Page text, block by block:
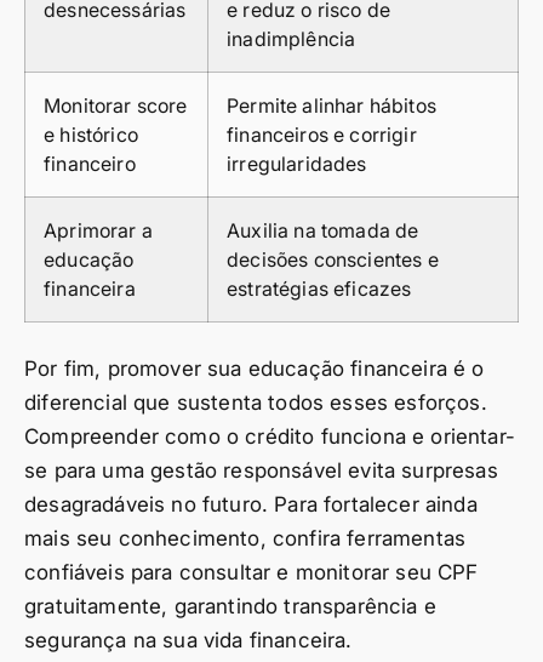
desnecessárias
e reduz o risco de
inadimplência
Monitorar score
e histórico
financeiro
Permite alinhar hábitos
financeiros e corrigir
irregularidades
Aprimorar a
educação
financeira
Auxilia na tomada de
decisões conscientes e
estratégias eficazes
Por fim, promover sua educação financeira é o
diferencial que sustenta todos esses esforços.
Compreender como o crédito funciona e orientar-
se para uma gestão responsável evita surpresas
desagradáveis no futuro. Para fortalecer ainda
mais seu conhecimento, confira ferramentas
confiáveis para consultar e monitorar seu CPF
gratuitamente, garantindo transparência e
segurança na sua vida financeira.